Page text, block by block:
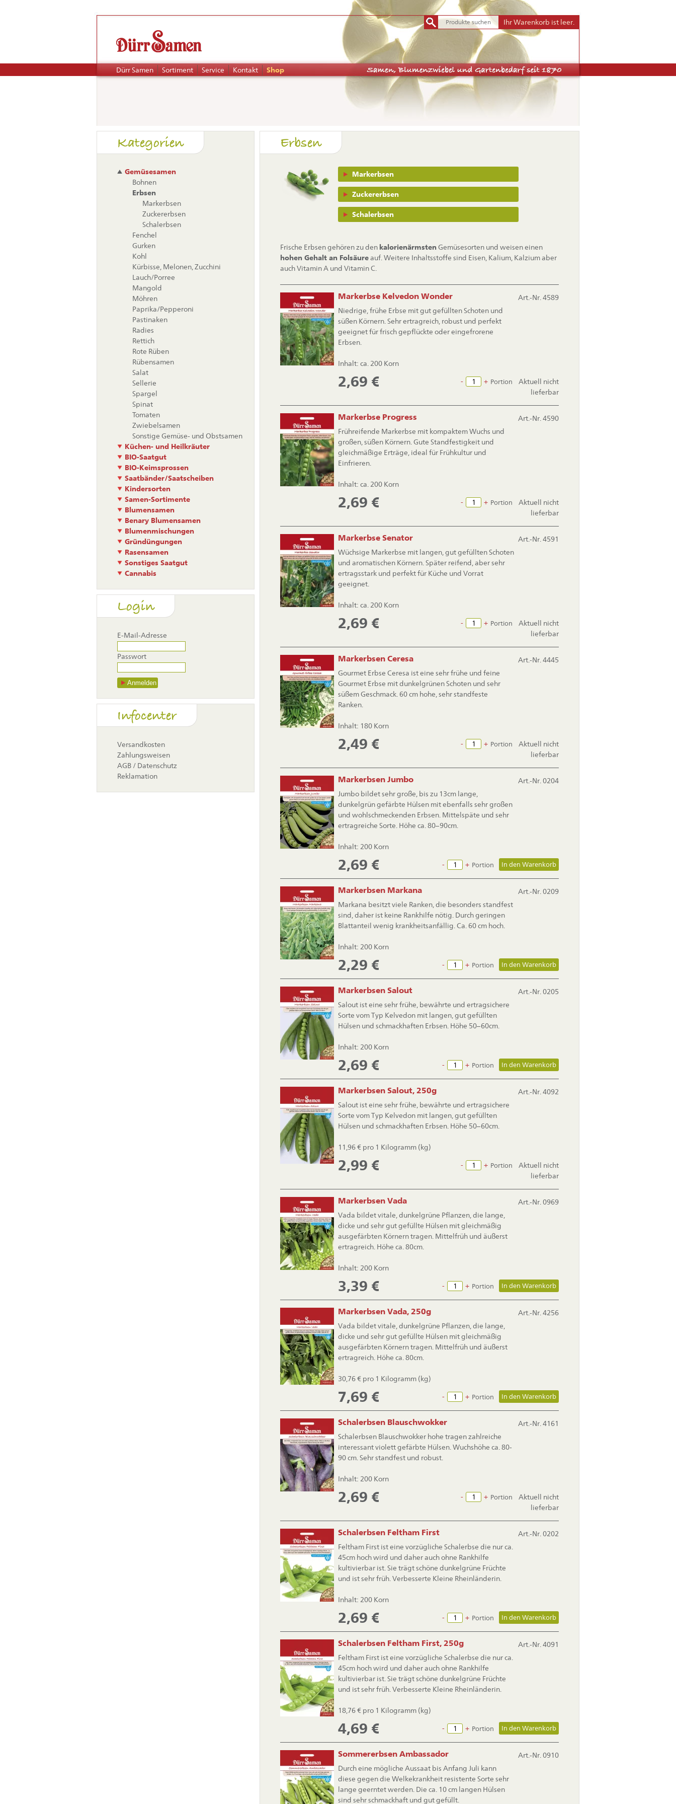
Navigation
überspringen
Dürr Samen Sortiment Service Kontakt Shop
Ihr Warenkorb ist leer.
Erbsen
Navigation
überspringen
Markerbsen
Zuckererbsen
Schalerbsen
Frische Erbsen gehören zu den kalorienärmstenGemüsesorten und weisen einen
hohen Gehalt an Folsäureauf. Weitere Inhaltsstoffe sind Eisen, Kalium, Kalzium aber
auch Vitamin A und Vitamin C.
Markerbse Kelvedon Wonder
Art.-Nr. 4589
Niedrige, frühe Erbse mit gut gefüllten Schoten und
süßen Körnern. Sehr ertragreich, robust und perfekt
geeignet für frisch gepflückte oder eingefrorene
Erbsen.
Inhalt: ca. 200 Korn
2,69 € - + Portion
Aktuell nicht
lieferbar
Markerbse Progress
Art.-Nr. 4590
Frühreifende Markerbse mit kompaktem Wuchs und
großen, süßen Körnern. Gute Standfestigkeit und
gleichmäßige Erträge, ideal für Frühkultur und
Einfrieren.
Inhalt: ca. 200 Korn
2,69 € - + Portion
Aktuell nicht
lieferbar
Markerbse Senator
Art.-Nr. 4591
Wüchsige Markerbse mit langen, gut gefüllten Schoten
und aromatischen Körnern. Später reifend, aber sehr
ertragsstark und perfekt für Küche und Vorrat
geeignet.
Inhalt: ca. 200 Korn
2,69 € - + Portion
Aktuell nicht
lieferbar
Markerbsen Ceresa
Art.-Nr. 4445
Gourmet Erbse Ceresa ist eine sehr frühe und feine
Gourmet Erbse mit dunkelgrünen Schoten und sehr
süßem Geschmack. 60 cm hohe, sehr standfeste
Ranken.
Inhalt: 180 Korn
2,49 € - + Portion
Aktuell nicht
lieferbar
Markerbsen Jumbo
Art.-Nr. 0204
Jumbo bildet sehr große, bis zu 13cm lange,
dunkelgrün gefärbte Hülsen mit ebenfalls sehr großen
und wohlschmeckenden Erbsen. Mittelspäte und sehr
ertragreiche Sorte. Höhe ca. 80–90cm.
Inhalt: 200 Korn
2,69 € - + Portion
Markerbsen Markana
Art.-Nr. 0209
Markana besitzt viele Ranken, die besonders standfest
sind, daher ist keine Rankhilfe nötig. Durch geringen
Blattanteil wenig krankheitsanfällig. Ca. 60 cm hoch.
Inhalt: 200 Korn
2,29 € - + Portion
Markerbsen Salout
Art.-Nr. 0205
Salout ist eine sehr frühe, bewährte und ertragsichere
Sorte vom Typ Kelvedon mit langen, gut gefüllten
Hülsen und schmackhaften Erbsen. Höhe 50–60cm.
Inhalt: 200 Korn
2,69 € - + Portion
Markerbsen Salout, 250g
Art.-Nr. 4092
Salout ist eine sehr frühe, bewährte und ertragsichere
Sorte vom Typ Kelvedon mit langen, gut gefüllten
Hülsen und schmackhaften Erbsen. Höhe 50–60cm.
11,96 € pro 1 Kilogramm (kg)
2,99 € - + Portion
Aktuell nicht
lieferbar
Markerbsen Vada
Art.-Nr. 0969
Vada bildet vitale, dunkelgrüne Pflanzen, die lange,
dicke und sehr gut gefüllte Hülsen mit gleichmäßig
ausgefärbten Körnern tragen. Mittelfrüh und äußerst
ertragreich. Höhe ca. 80cm.
Inhalt: 200 Korn
3,39 € - + Portion
Markerbsen Vada, 250g
Art.-Nr. 4256
Vada bildet vitale, dunkelgrüne Pflanzen, die lange,
dicke und sehr gut gefüllte Hülsen mit gleichmäßig
ausgefärbten Körnern tragen. Mittelfrüh und äußerst
ertragreich. Höhe ca. 80cm.
30,76 € pro 1 Kilogramm (kg)
7,69 € - + Portion
Schalerbsen Blauschwokker
Art.-Nr. 4161
Schalerbsen Blauschwokker hohe tragen zahlreiche
interessant violett gefärbte Hülsen. Wuchshöhe ca. 80-
90 cm. Sehr standfest und robust.
Inhalt: 200 Korn
2,69 € - + Portion
Aktuell nicht
lieferbar
Schalerbsen Feltham First
Art.-Nr. 0202
Feltham First ist eine vorzügliche Schalerbse die nur ca.
45cm hoch wird und daher auch ohne Rankhilfe
kultivierbar ist. Sie trägt schöne dunkelgrüne Früchte
und ist sehr früh. Verbesserte Kleine Rheinländerin.
Inhalt: 200 Korn
2,69 € - + Portion
Schalerbsen Feltham First, 250g
Art.-Nr. 4091
Feltham First ist eine vorzügliche Schalerbse die nur ca.
45cm hoch wird und daher auch ohne Rankhilfe
kultivierbar ist. Sie trägt schöne dunkelgrüne Früchte
und ist sehr früh. Verbesserte Kleine Rheinländerin.
18,76 € pro 1 Kilogramm (kg)
4,69 € - + Portion
Sommererbsen Ambassador
Art.-Nr. 0910
Durch eine mögliche Aussaat bis Anfang Juli kann
diese gegen die Welkekrankheit resistente Sorte sehr
lange geerntet werden. Die ca. 10 cm langen Hülsen
sind sehr schmackhaft und gut gefüllt.
Kategorien
Gemüsesamen
Bohnen
Erbsen
Markerbsen
Zuckererbsen
Schalerbsen
Fenchel
Gurken
Kohl
Kürbisse, Melonen, Zucchini
Lauch/Porree
Mangold
Möhren
Paprika/Pepperoni
Pastinaken
Radies
Rettich
Rote Rüben
Rübensamen
Salat
Sellerie
Spargel
Spinat
Tomaten
Zwiebelsamen
Sonstige Gemüse- und Obstsamen
Küchen- und Heilkräuter
BIO-Saatgut
BIO-Keimsprossen
Saatbänder/Saatscheiben
Kindersorten
Samen-Sortimente
Blumensamen
Benary Blumensamen
Blumenmischungen
Gründüngungen
Rasensamen
Sonstiges Saatgut
Cannabis
Login
E-Mail-Adresse
Passwort
Anmelden
Infocenter
Versandkosten
Zahlungsweisen
AGB / Datenschutz
Reklamation